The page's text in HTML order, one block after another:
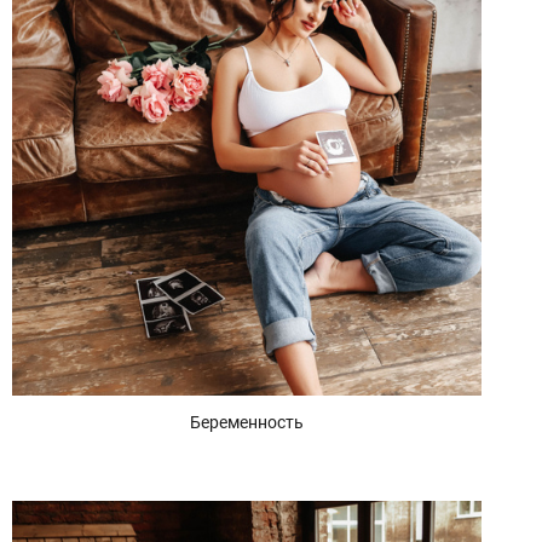
Беременность